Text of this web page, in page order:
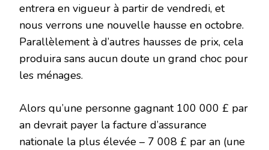
entrera en vigueur à partir de vendredi, et
nous verrons une nouvelle hausse en octobre.
Parallèlement à d’autres hausses de prix, cela
produira sans aucun doute un grand choc pour
les ménages.
Alors qu’une personne gagnant 100 000 £ par
an devrait payer la facture d’assurance
nationale la plus élevée – 7 008 £ par an (une